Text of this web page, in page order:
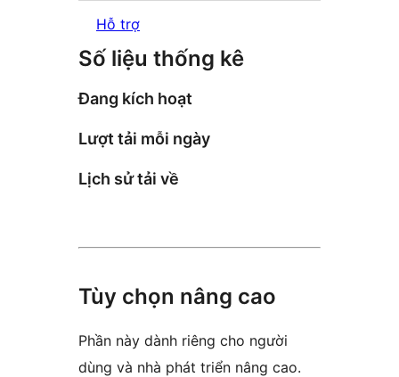
Hỗ trợ
Số liệu thống kê
Đang kích hoạt
Lượt tải mỗi ngày
Lịch sử tải về
Tùy chọn nâng cao
Phần này dành riêng cho người
dùng và nhà phát triển nâng cao.